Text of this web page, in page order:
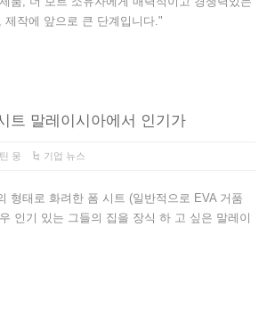
제작에 앞으로 큰 단계입니다."
트 말레이시아에서 인기가
웅 기업 뉴스
형태로 화려한 폼 시트 (일반적으로 EVA 거품
인기 있는 그들의 집을 장식 하 고 싶은 말레이